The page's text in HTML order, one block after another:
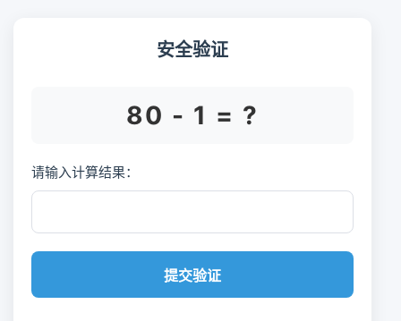
安全验证
80 - 1 = ?
请输入计算结果：
提交验证